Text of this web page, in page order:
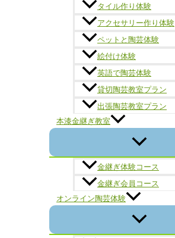
タイル作り体験
アクセサリー作り体験
ペットと陶芸体験
絵付け体験
英語で陶芸体験
貸切陶芸教室プラン
出張陶芸教室プラン
本漆金継ぎ教室
金継ぎ体験コース
金継ぎ会員コース
オンライン陶芸体験